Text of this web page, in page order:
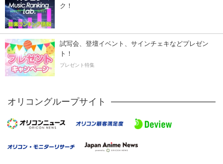
ク！
試写会、登壇イベント、サインチェキなどプレゼン
ト！
プレゼント特集
オリコングループサイト